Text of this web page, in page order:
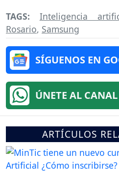
TAGS: Inteligencia
Rosario, Samsung
SÍGUENOS EN
ÚNETE AL
ARTÍCULOS